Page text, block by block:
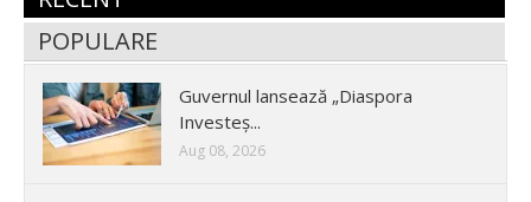
POPULARE
Guvernul lansează „Diaspora
Investeș...
Aug 08, 2026